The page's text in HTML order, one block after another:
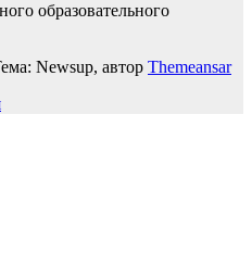
образовательного
Newsup, автор Themeansar